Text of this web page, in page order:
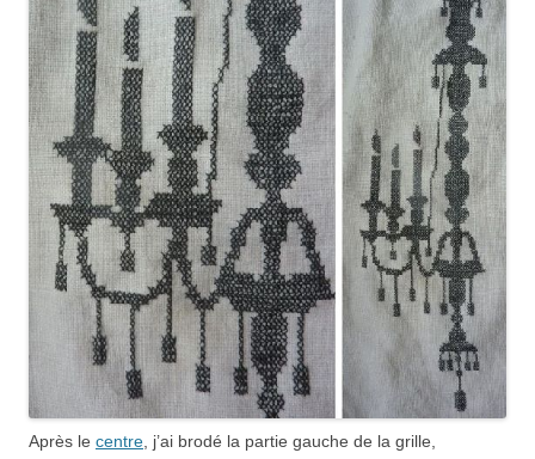
Après le centre , j’ai brodé la partie gauche de la grille,